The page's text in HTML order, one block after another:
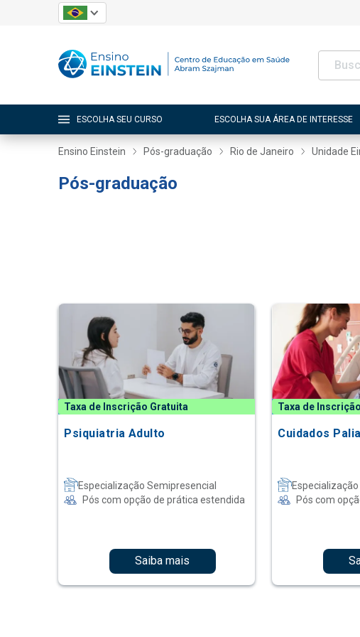
ESCOLHA SEU CURSO ESCOLHA SUA ÁREA DE INTERESSE
Ensino Einstein Pós-graduação Rio de Janeiro Unidade
Pós-graduação
Taxa de Inscrição Gratuita
Psiquiatria Adulto
Especialização Semipresencial
Pós com opção de prática estendida
Saiba mais
Taxa de
Cuidados
Pós com